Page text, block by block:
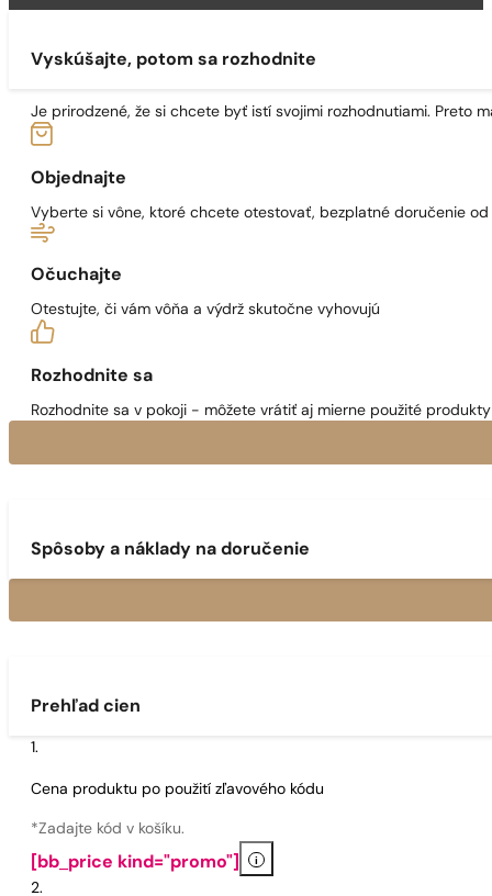
Vyskúšajte, potom sa rozhodnite
Je prirodzené, že si chcete byť istí svojimi rozhodnutiami. Preto
Objednajte
Vyberte si vône, ktoré chcete otestovať, bezplatné doručenie
Očuchajte
Otestujte, či vám vôňa a výdrž skutočne vyhovujú
Rozhodnite sa
Rozhodnite sa v pokoji - môžete vrátiť aj mierne použité
Spôsoby a náklady na doručenie
Prehľad cien
Cena produktu po použití zľavového kódu
*Zadajte kód v košíku.
[bb_price kind="promo"] i